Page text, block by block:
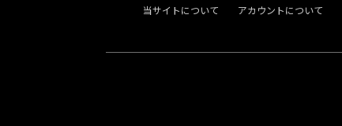
当サイトについて アカウントについて